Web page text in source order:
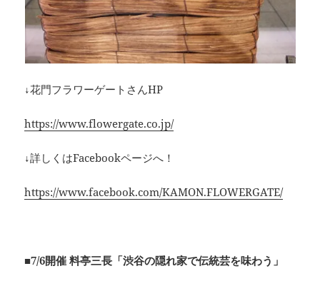
↓花門フラワーゲートさんHP
https://www.flowergate.co.jp/
↓詳しくはFacebookページへ！
https://www.facebook.com/KAMON.FLOWERGATE/
■7/6開催 料亭三長「渋谷の隠れ家で伝統芸を味わう」